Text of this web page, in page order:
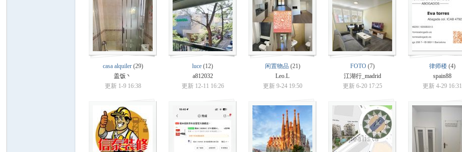
casa alquiler(29)
盖饭丶
更新 1-9 16:38
luce (12)
a812032
更新 12-11 16:26
闲置物品 (21)
Leo.L
更新 9-24 19:50
FOTO(7)
江湖行_madrid
更新 6-20 17:25
律师楼(4)
spain88
更新 4-29 16:31